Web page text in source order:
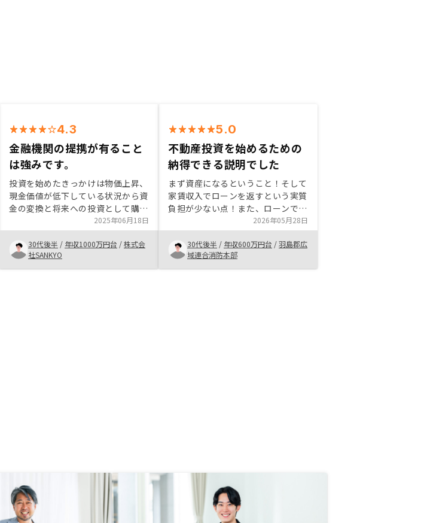
4.3
金融機関の提携が有ること
は強みです。
投資を始めたきっかけは物価上昇、
現金価値が低下している状況から資
金の変換と将来への投資として購
入。 リノシーでの購入理由は下記
となります、 ・融資先と金利 ・物
件の管理と費用 ・柔軟な対応 これ
までも物件購入をしておりました
が、拡大していくには金融機関の提
2025年06月18日
30代後半 / 年収1000万円台 /株式会
社SANKYO
5.0
不動産投資を始めるための
納得できる説明でした
まず資産になるということ！そして
家賃収入でローンを返すという実質
負担が少ない点！また、ローンでの
保険に加入していることで死亡時の
保険としての役割やその後の、家賃
収入まで家族に残せることは、他の
生命保険をかけるくらいならこちら
の方が良いと思う。ということをつ
2026年05月28日
30代後半 / 年収600万円台 /羽島郡広
域連合消防本部